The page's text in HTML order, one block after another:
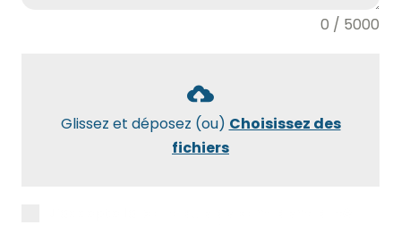
0 / 5000
Glissez et déposez (ou) Choisissez des
fichiers